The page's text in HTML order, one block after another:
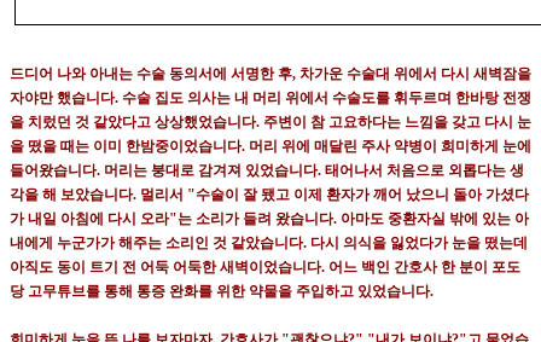
드디어 나와 아내는 수술 동의서에 서명한 후, 차가운 수술대 위에서 다시 새벽잠을
자야만 했습니다. 수술 집도 의사는 내 머리 위에서 수술도를 휘두르며 한바탕 전쟁
을 치렀던 것 같았다고 상상했었습니다. 주변이 참 고요하다는 느낌을 갖고 다시 눈
을 떴을 때는 이미 한밤중이었습니다. 머리 위에 매달린 주사 약병이 희미하게 눈에
들어왔습니다. 머리는 붕대로 감겨져 있었습니다. 태어나서 처음으로 외롭다는 생
각을 해 보았습니다. 멀리서 "수술이 잘 됐고 이제 환자가 깨어 났으니 돌아 가셨다
가 내일 아침에 다시 오라"는 소리가 들려 왔습니다. 아마도 중환자실 밖에 있는 아
내에게 누군가가 해주는 소리인 것 같았습니다. 다시 의식을 잃었다가 눈을 떴는데
아직도 동이 트기 전 어둑 어둑한 새벽이었습니다. 어느 백인 간호사 한 분이 포도
당 고무튜브를 통해 통증 완화를 위한 약물을 주입하고 있었습니다.